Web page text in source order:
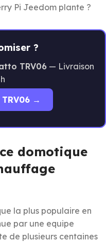
Pi Jeedom plante ?
?
TRV06— Livraison
→
domotique
la plus populaire en
par une equipe
de plusieurs centaines